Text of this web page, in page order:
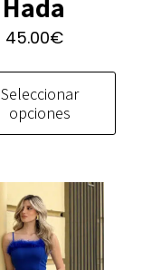
45.00€
Seleccionar
opciones
tiene
múltiples
variantes.
Las